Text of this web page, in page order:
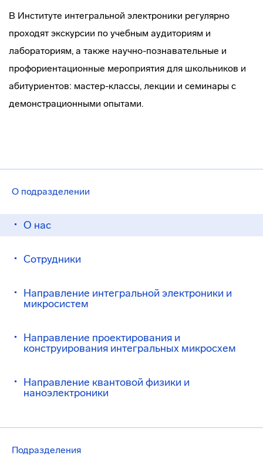
О подразделении
О нас
Сотрудники
Направление интегральной электроники и
микросистем
Направление проектирования и
конструирования интегральных микросхем
Направление квантовой физики и
наноэлектроники
Подразделения
В Институте интегральной электроники регулярно
проходят экскурсии по учебным аудиториям и
лабораториям, а также научно-познавательные и
профориентационные мероприятия для школьников и
абитуриентов: мастер-классы, лекции и семинары с
демонстрационными опытами.